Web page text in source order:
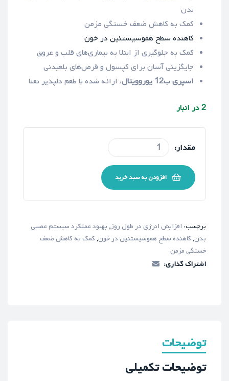
بدن
کمک به کاهش ضعف خستگی مزمن
کاهنده سطح هموسیستئین در خون
کمک به جلوگیری از ابتلا به بیماری‌های قلب و عروق
جایگزینی آسان برای کپسول و قرص‌های بلعیدنی
اسپری ب12 یوروویتال
، ارائه شده با طعم دلپذیر نعنا
2 در انبار
مقدار:
افزودن به سبد خرید
برچسب: افزایش انرژی در طول روز, بهبود عملکرد سیستم عصبی
بدن, کاهنده سطح هموسیستئین در خون, کمک به کاهش ضعف
خستگی مزمن
اشتراک گذاری:
توضیحات
توضیحات تکمیلی